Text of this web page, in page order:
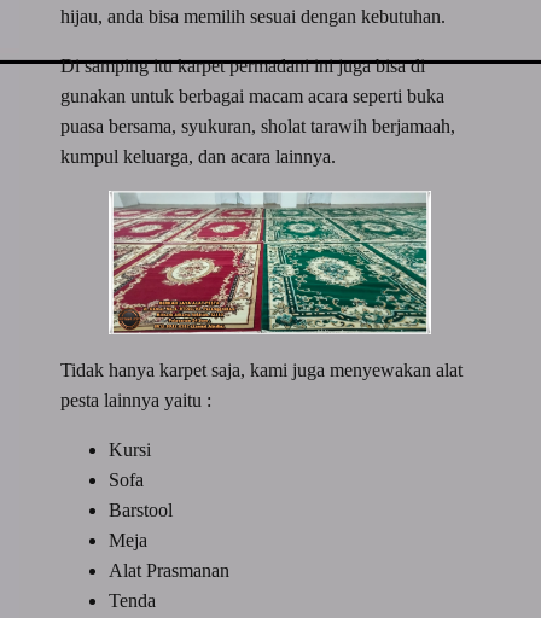
hijau, anda bisa memilih sesuai dengan kebutuhan.
Di samping itu karpet permadani ini juga bisa di
gunakan untuk berbagai macam acara seperti buka
puasa bersama, syukuran, sholat tarawih berjamaah,
kumpul keluarga, dan acara lainnya.
Tidak hanya karpet saja, kami juga menyewakan alat
pesta lainnya yaitu :
Kursi
Sofa
Barstool
Meja
Alat Prasmanan
Tenda